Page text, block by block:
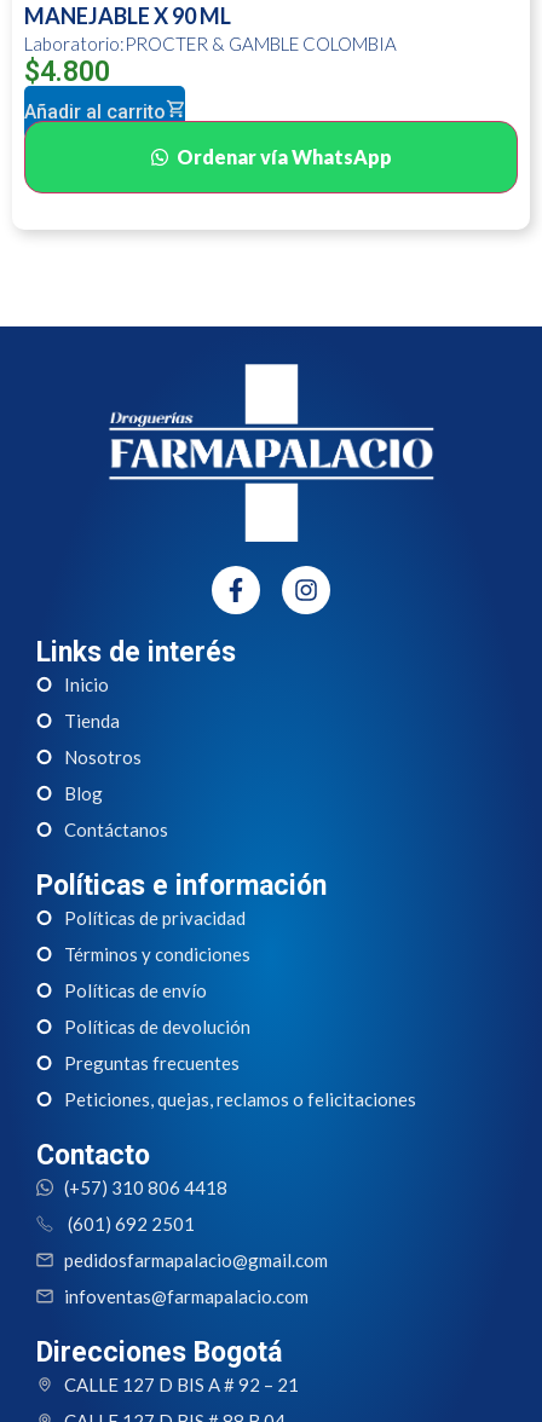
MANEJABLE X 90 ML
Laboratorio:PROCTER & GAMBLE COLOMBIA
$4.800
Añadir al carrito
Ordenar vía WhatsApp
Links de interés
Inicio
Tienda
Nosotros
Blog
Contáctanos
Políticas e información
Políticas de privacidad
Términos y condiciones
Políticas de envío
Políticas de devolución
Preguntas frecuentes
Peticiones, quejas, reclamos o felicitaciones
Contacto
(+57) 310 806 4418
(601) 692 2501
pedidosfarmapalacio@gmail.com
infoventas@farmapalacio.com
Direcciones Bogotá
CALLE 127 D BIS A # 92 – 21